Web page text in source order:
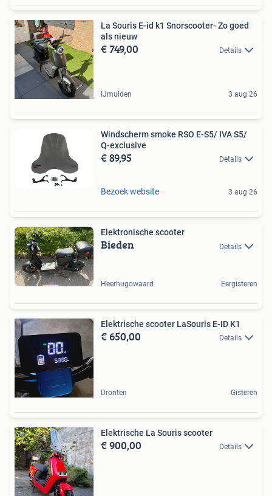
La Souris E-id k1 Snorscooter- Zo goed
als nieuw
€ 749,00 Details
IJmuiden 3 aug 26
Windscherm smoke RSO E-S5/ IVA S5/
Q-exclusive
€ 89,95 Details
Bezoek website 3 aug 26
Elektronische scooter
Bieden Details
Heerhugowaard Eergisteren
Elektrische scooter LaSouris E-ID K1
€ 650,00 Details
Dronten Gisteren
Elektrische La Souris scooter
€ 900,00 Details